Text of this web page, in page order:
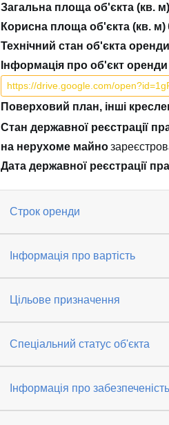
Загальна площа об'єкта (кв. м)
Корисна площа об'єкта (кв. м)
Технічний стан об'єкта оренди
Інформація про об'єкт
https://drive.google.com/
Поверховий план, інші
Стан державної реєстрації
на нерухоме майно
Дата державної реєстрації
Строк оренди
Інформація про вартість
Цільове призначення
Спеціальний статус об'єкта
Інформація про